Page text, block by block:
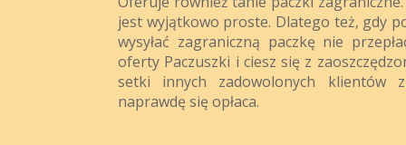
jest wyjątkowo proste. Dlatego też, gdy
wysyłać zagraniczną paczkę nie
oferty Paczuszki i ciesz się z
setki innych zadowolonych klientów
naprawdę się opłaca.